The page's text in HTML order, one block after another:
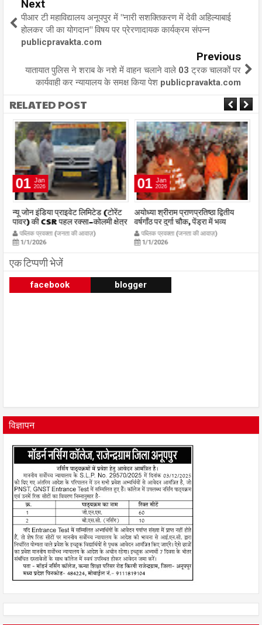
Next
पीआर टी महाविद्यालय अनूपपुर में "नारी सशक्तिकरण में देवी अहिल्याबाई
होलकर जी का योगदान" विषय पर प्रेरणादायक कार्यक्रम संपन्न
publicpravakta.com
Previous
यातायात पुलिस ने शराब के नशे में वाहन चलाने वाले 03 ट्रक चालकों पर
कार्यवाही कर न्यायालय के समक्ष किया पेश publicpravakta.com
RELATED POST
01 Jan
2026
न्यू जोन इंडिया प्राइवेट लिमिटेड (टोरेंट
पावर) की CSR पहल रक्सा–कोलमी क्षेत्र
में चलित अस्पताल एम्बुलेंस सेवा का
शुभारंभ publicpravakta.com
पब्लिक प्रवक्ता (जनता की आवाज़)
1/1/2026
01 Jan
2026
अयोध्या श्रीराम प्राणप्रतिष्ठा द्वितीय
वर्षगाँठ पर दुर्गा चौक, पेंड्रा में भव्य
महाआरती सम्पन्न
publicpravakta.com
पब्लिक प्रवक्ता (जनता की आवाज़)
1/1/2026
एक टिप्पणी भेजें
facebook blogger
विज्ञापन